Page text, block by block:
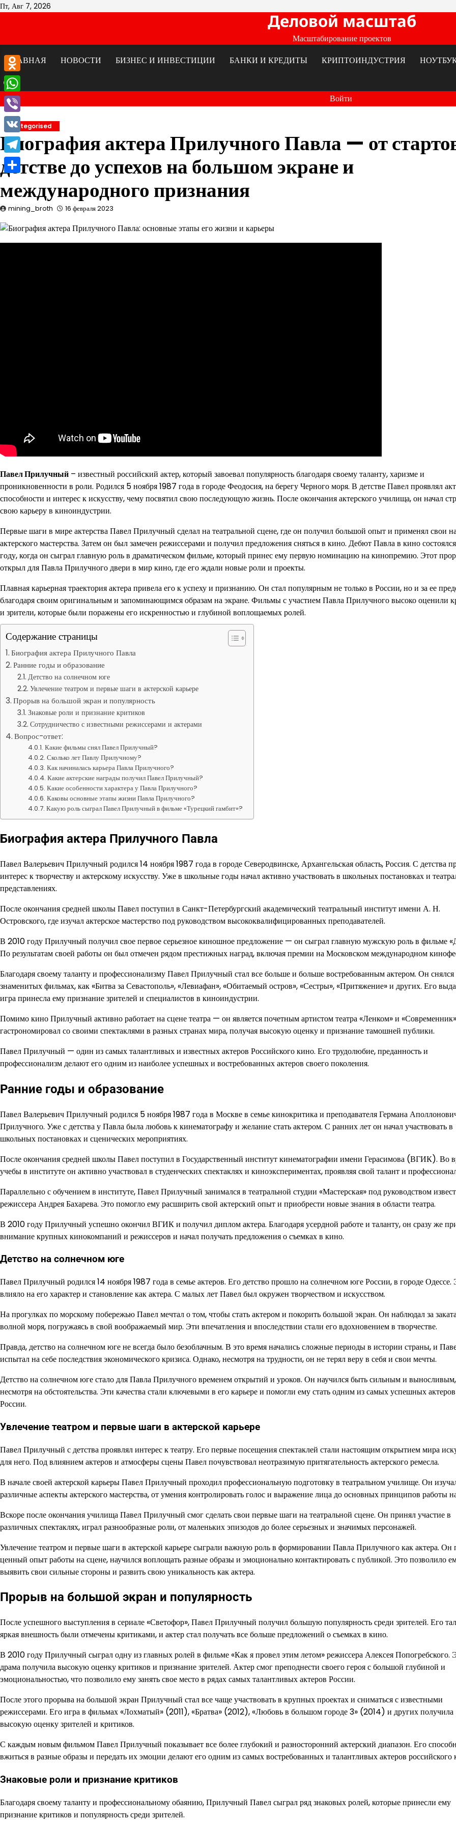
Перейти
Пт, Авг 7, 2026
Деловой масштаб
Масштабирование проектов
ГЛАВНАЯ
НОВОСТИ БИЗНЕС И ИНВЕСТИЦИИ БАНКИ И КРЕДИТЫ КРИПТОИНДУСТРИЯ
Войти
Uncategorised
Биография актера Прилучного Павла — от
детстве до успехов на большом экране и
международного признания
mining_broth 16 февраля 2023
Павел Прилучный – известный российский актер, который завоевал популярность благодаря своему таланту, харизме и
проникновенности в роли. Родился 5 ноября 1987 года в городе Феодосия, на берегу Черного моря. В детстве Павел проявлял
способности и интерес к искусству, чему посвятил свою последующую жизнь. После окончания актерского училища, он начал
свою карьеру в киноиндустрии.
Первые шаги в мире актерства Павел Прилучный сделал на театральной сцене, где он получил большой опыт и применял свои
актерского мастерства. Затем он был замечен режиссерами и получил предложения сняться в кино. Дебют Павла в кино
году, когда он сыграл главную роль в драматическом фильме, который принес ему первую номинацию на кинопремию. Этот
открыл для Павла Прилучного двери в мир кино, где его ждали новые роли и проекты.
Плавная карьерная траектория актера привела его к успеху и признанию. Он стал популярным не только в России, но и за ее
благодаря своим оригинальным и запоминающимся образам на экране. Фильмы с участием Павла Прилучного высоко оценили
и зрители, которые были поражены его искренностью и глубиной воплощаемых ролей.
Содержание страницы
Биография актера Прилучного Павла
Ранние годы и образование
Детство на солнечном юге
Увлечение театром и первые шаги в актерской карьере
Прорыв на большой экран и популярность
Знаковые роли и признание критиков
Сотрудничество с известными режиссерами и актерами
Вопрос-ответ:
Какие фильмы снял Павел Прилучный?
Сколько лет Павлу Прилучному?
Как начиналась карьера Павла Прилучного?
Какие актерские награды получил Павел Прилучный?
Какие особенности характера у Павла Прилучного?
Каковы основные этапы жизни Павла Прилучного?
Какую роль сыграл Павел Прилучный в фильме «Турецкий гамбит»?
Биография актера Прилучного Павла
Павел Валерьевич Прилучный родился 14 ноября 1987 года в городе Северодвинске, Архангельская область, Россия. С детства
интерес к творчеству и актерскому искусству. Уже в школьные годы начал активно участвовать в школьных постановках и
представлениях.
После окончания средней школы Павел поступил в Санкт-Петербургский академический театральный институт имени А. Н.
Островского, где изучал актерское мастерство под руководством высококвалифицированных преподавателей.
В 2010 году Прилучный получил свое первое серьезное киношное предложение — он сыграл главную мужскую роль в фильме
По результатам своей работы он был отмечен рядом престижных наград, включая премии на Московском международном
Благодаря своему таланту и профессионализму Павел Прилучный стал все больше и больше востребованным актером. Он снялся
знаменитых фильмах, как «Битва за Севастополь», «Левиафан», «Обитаемый остров», «Сестры», «Притяжение» и других. Его
игра принесла ему признание зрителей и специалистов в киноиндустрии.
Помимо кино Прилучный активно работает на сцене театра — он является почетным артистом театра «Ленком» и
гастрономировал со своими спектаклями в разных странах мира, получая высокую оценку и признание тамошней публики.
Павел Прилучный — один из самых талантливых и известных актеров Российского кино. Его трудолюбие, преданность и
профессионализм делают его одним из наиболее успешных и востребованных актеров своего поколения.
Ранние годы и образование
Павел Валерьевич Прилучный родился 5 ноября 1987 года в Москве в семье кинокритика и преподавателя Германа
Прилучного. Уже с детства у Павла была любовь к кинематографу и желание стать актером. С ранних лет он начал участвовать в
школьных постановках и сценических мероприятиях.
После окончания средней школы Павел поступил в Государственный институт кинематографии имени Герасимова (ВГИК). Во
учебы в институте он активно участвовал в студенческих спектаклях и киноэкспериментах, проявляя свой талант и
Параллельно с обучением в институте, Павел Прилучный занимался в театральной студии «Мастерская» под руководством
режиссера Андрея Бахарева. Это помогло ему расширить свой актерский опыт и приобрести новые знания в области театра.
В 2010 году Прилучный успешно окончил ВГИК и получил диплом актера. Благодаря усердной работе и таланту, он сразу же
внимание крупных кинокомпаний и режиссеров и начал получать предложения о съемках в кино.
Детство на солнечном юге
Павел Прилучный родился 14 ноября 1987 года в семье актеров. Его детство прошло на солнечном юге России, в городе Одессе.
влияло на его характер и становление как актера. С малых лет Павел был окружен творчеством и искусством.
На прогулках по морскому побережью Павел мечтал о том, чтобы стать актером и покорить большой экран. Он наблюдал за
волной моря, погружаясь в свой воображаемый мир. Эти впечатления и впоследствии стали его вдохновением в творчестве.
Правда, детство на солнечном юге не всегда было безоблачным. В это время начались сложные периоды в истории страны, и
испытал на себе последствия экономического кризиса. Однако, несмотря на трудности, он не терял веру в себя и свои мечты.
Детство на солнечном юге стало для Павла Прилучного временем открытий и уроков. Он научился быть сильным и выносливым,
несмотря на обстоятельства. Эти качества стали ключевыми в его карьере и помогли ему стать одним из самых успешных
России.
Увлечение театром и первые шаги в актерской карьере
Павел Прилучный с детства проявлял интерес к театру. Его первые посещения спектаклей стали настоящим открытием мира
для него. Под влиянием актеров и атмосферы сцены Павел почувствовал неотразимую притягательность актерского ремесла.
В начале своей актерской карьеры Павел Прилучный проходил профессиональную подготовку в театральном училище. Он
различные аспекты актерского мастерства, от умения контролировать голос и выражение лица до основных принципов работы
Вскоре после окончания училища Павел Прилучный смог сделать свои первые шаги на театральной сцене. Он принял участие в
различных спектаклях, играл разнообразные роли, от маленьких эпизодов до более серьезных и значимых персонажей.
Увлечение театром и первые шаги в актерской карьере сыграли важную роль в формировании Павла Прилучного как актера. Он
ценный опыт работы на сцене, научился воплощать разные образы и эмоционально контактировать с публикой. Это позволило
выявить свои сильные стороны и развить свою уникальность как актера.
Прорыв на большой экран и популярность
После успешного выступления в сериале «Светофор», Павел Прилучный получил большую популярность среди зрителей. Его
яркая внешность были отмечены критиками, и актер стал получать все больше предложений о съемках в кино.
В 2010 году Прилучный сыграл одну из главных ролей в фильме «Как я провел этим летом» режиссера Алексея Попогребского.
драма получила высокую оценку критиков и признание зрителей. Актер смог преподнести своего героя с большой глубиной и
эмоциональностью, что позволило ему занять свое место в рядах самых талантливых актеров России.
После этого прорыва на большой экран Прилучный стал все чаще участвовать в крупных проектах и сниматься с известными
режиссерами. Его игра в фильмах «Лохматый» (2011), «Братва» (2012), «Любовь в большом городе 3» (2014) и других получила
высокую оценку зрителей и критиков.
С каждым новым фильмом Павел Прилучный показывает все более глубокий и разносторонний актерский диапазон. Его
вжиться в разные образы и передать их эмоции делают его одним из самых востребованных и талантливых актеров российского
Знаковые роли и признание критиков
Благодаря своему таланту и профессиональному обаянию, Прилучный Павел сыграл ряд знаковых ролей, которые принесли ему
признание критиков и популярность среди зрителей.
Odnoklassniki
WhatsApp
Viber
VK
Telegram
Отправить